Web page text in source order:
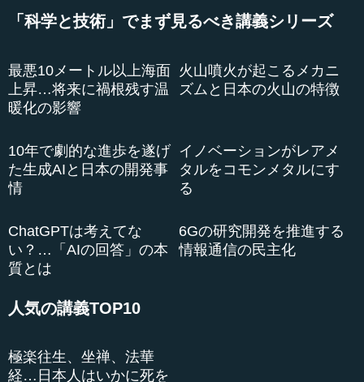
っていると私は思います。そういうものについても、これ
いったものを学ぶたびに、イモリのすごさというものを感
じます。
私は研究室で学生たちとともに研究を進めてきました
が、そこには研究室の哲学ないし考え方があります。1番目
ら学ぶということです。私自身は皆さんと一緒に学ぶ仲間
ですが、本当の先生は生き物自身であると言っています。
ですが、本当に研究をしようとする場合には、うなされる
自分の研究として熱情を持って取り組...
「科学と技術」でまず見るべき講義シリーズ
最悪10メートル以上海面
上昇…将来に禍根残す温
暖化の影響
火山噴火が起こるメカニ
ズムと日本の火山の特徴
10年で劇的な進歩を遂げ